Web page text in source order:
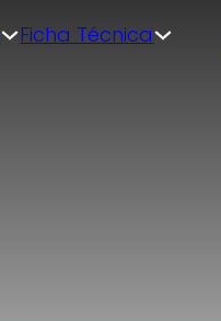
Ficha Técnica